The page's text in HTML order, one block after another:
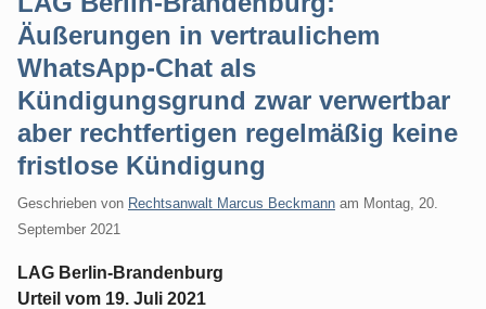
Äußerungen in vertraulichem
WhatsApp-Chat als
Kündigungsgrund zwar verwertbar
aber rechtfertigen regelmäßig keine
fristlose Kündigung
Geschrieben von Rechtsanwalt Marcus Beckmann am Montag, 20.
September 2021
LAG Berlin-Brandenburg
Urteil vom 19. Juli 2021